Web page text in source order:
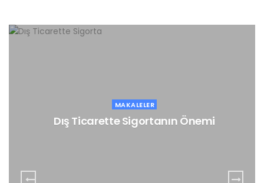
Önemi E-Ticarette Trafik